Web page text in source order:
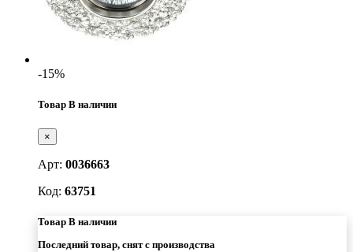
-15%
Товар В наличии
×
Арт: 0036663
Код: 63751
Товар В наличии
Последний товар, снят с производства